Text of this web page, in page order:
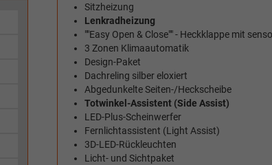
Sitzheizung
Lenkradheizung
""Easy Open & Close"" - Heckklappe mit
3 Zonen Klimaautomatik
Design-Paket
Dachreling silber eloxiert
Abgedunkelte Seiten-/Heckscheibe
Totwinkel-Assistent (Side Assist)
LED-Plus-Scheinwerfer
Fernlichtassistent (Light Assist)
3D-LED-Rückleuchten
Licht- und Sichtpaket